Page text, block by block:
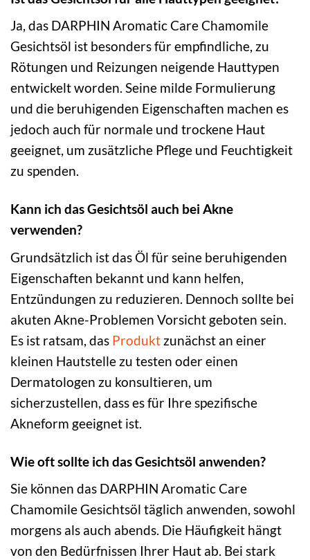
Ja, das DARPHIN Aromatic Care Chamomile
Gesichtsöl ist besonders für empfindliche, zu
Rötungen und Reizungen neigende Hauttypen
entwickelt worden. Seine milde Formulierung
und die beruhigenden Eigenschaften machen es
jedoch auch für normale und trockene Haut
geeignet, um zusätzliche Pflege und Feuchtigkeit
zu spenden.
Kann ich das Gesichtsöl auch bei Akne
verwenden?
Grundsätzlich ist das Öl für seine beruhigenden
Eigenschaften bekannt und kann helfen,
Entzündungen zu reduzieren. Dennoch sollte bei
akuten Akne-Problemen Vorsicht geboten sein.
Es ist ratsam, das Produkt zunächst an einer
kleinen Hautstelle zu testen oder einen
Dermatologen zu konsultieren, um
sicherzustellen, dass es für Ihre spezifische
Akneform geeignet ist.
Wie oft sollte ich das Gesichtsöl anwenden?
Sie können das DARPHIN Aromatic Care
Chamomile Gesichtsöl täglich anwenden, sowohl
morgens als auch abends. Die Häufigkeit hängt
von den Bedürfnissen Ihrer Haut ab. Bei stark